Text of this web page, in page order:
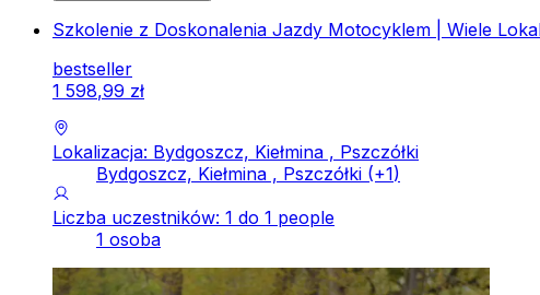
Szkolenie z Doskonalenia Jazdy Motocyklem | Wiele
bestseller
1 598,99 zł
Lokalizacja: Bydgoszcz, Kiełmina , Pszczółki
Bydgoszcz, Kiełmina , Pszczółki (+1)
Liczba uczestników: 1 do 1 people
1 osoba